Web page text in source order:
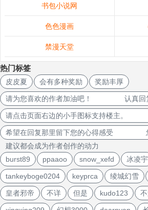
书包小说网
色色漫画
禁漫天堂
热门标签
皮皮夏 会有多种奖励 奖励丰厚
请为您喜欢的作者加油吧！ 认真回
请点击页面右边的小手图标支持楼主
希望在回复那里留下您的心得感受 您
建议都会成为作者创作的动力
burst89
ppaaoo snow_xefd 冰凌宇
tankeyboge0204 keyprca 绫城幻雪
皇者邪帝 不详 但是 kudo123